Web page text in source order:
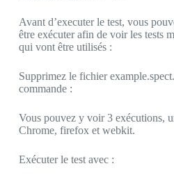
Avant d’executer le test, vous
être exécuter afin de voir les tests
qui vont être utilisés :
Supprimez le fichier
commande :
Vous pouvez y voir 3 exécutions,
Chrome, firefox et webkit.
Exécuter le test avec :